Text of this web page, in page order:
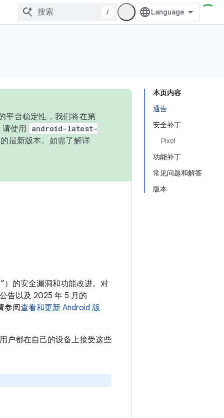
/
本页内容
通告
安全补丁
Pixel
功能补丁
常见问题和解答
版本
平台稳定性，我们将在第
使用
android-latest-
最新版本。如需了解详
）的安全漏洞和功能改进。对
告以及 2025 年 5 月的
参阅查看和更新 Android 版
户都在自己的设备上接受这些